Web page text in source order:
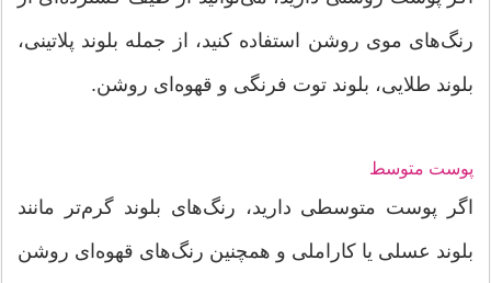
رنگ‌های موی روشن استفاده کنید، از جمله بلوند پلاتینی،
بلوند طلایی، بلوند توت فرنگی و قهوه‌ای روشن.
پوست متوسط
اگر پوست متوسطی دارید، رنگ‌های بلوند گرم‌تر مانند
بلوند عسلی یا کاراملی و همچنین رنگ‌های قهوه‌ای روشن